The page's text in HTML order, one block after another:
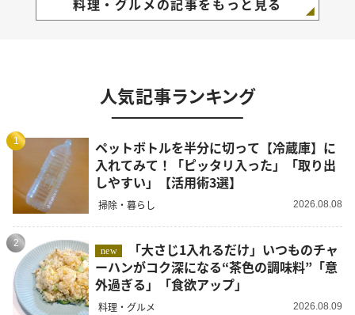
料理・グルメの記事をもっと見る
人気記事ランキング
1
ペットボトルを半分に切って【冷蔵庫】に
入れてみて！「ピッタリ入った」「取り出
しやすい」【活用術3選】
掃除・暮らし 2026.08.08
2
new
ーハンがコク深になる“茶色の調味料”「意
外過ぎる」「食欲アップ」
料理・グルメ 2026.08.09